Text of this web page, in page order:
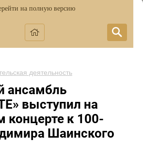
на полную версию
деятельность
ансамбль
выступил на
концерте к 100-
Шаинского